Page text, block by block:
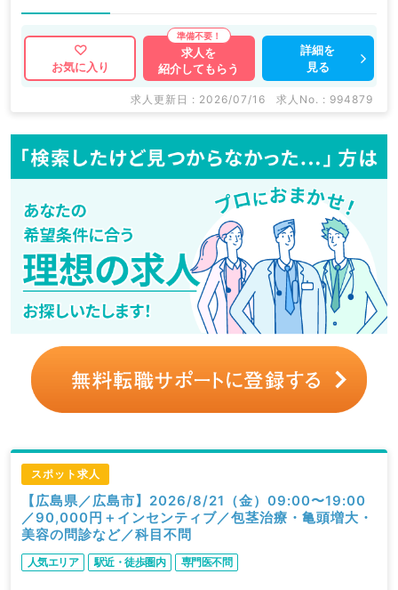
お気に入り
求人を
紹介してもらう
詳細を
見る
求人更新日 : 2026/07/16 求人No. : 994879
スポット求人
【広島県／広島市】2026/8/21（金）09:00〜19:00
／90,000円＋インセンティブ／包茎治療・亀頭増大・
美容の問診など／科目不問
人気エリア 駅近・徒歩圏内 専門医不問